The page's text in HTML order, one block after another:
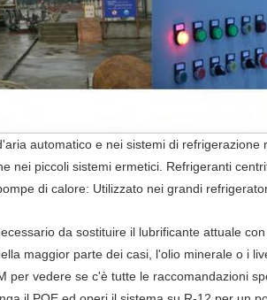
automatico e nei sistemi di
nei piccoli sistemi ermetici. Refrigeranti
di calore: Utilizzato nei grandi
da sostituire il lubrificante attuale
maggior parte dei casi, l'olio minerale o i
per vedere se c'è tutte le raccomandazioni